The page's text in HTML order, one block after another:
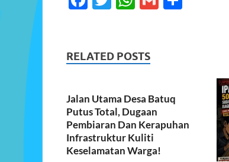
b
o
k
er s
p
p
RELATED POSTS
Jalan Utama Desa Batuq
Putus Total, Dugaan
Pembiaran Dan Kerapuhan
Infrastruktur Kuliti
Keselamatan Warga!